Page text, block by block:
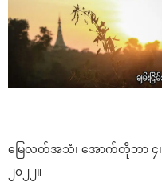
မြေလတ်အသံ၊ အောက်တိုဘာ ၄၊
၂၀၂၂။